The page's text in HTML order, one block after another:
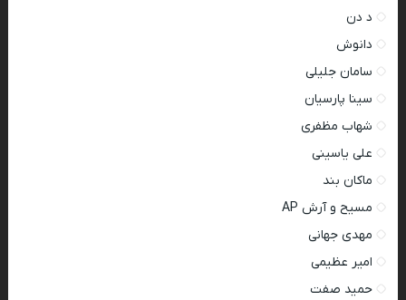
د دن
دانوش
سامان جلیلی
سینا پارسیان
شهاب مظفری
علی یاسینی
ماکان بند
مسیح و آرش AP
مهدی جهانی
امیر عظیمی
حمید صفت